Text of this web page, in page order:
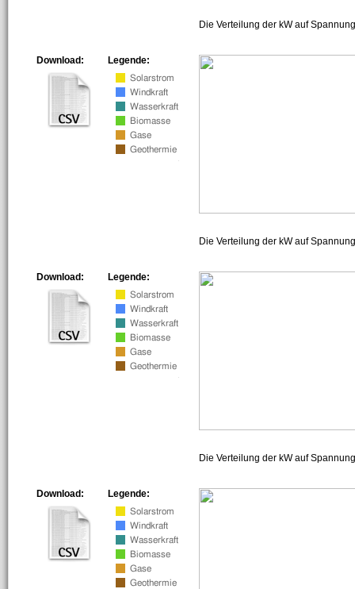
Die Verteilung der kW auf
Legende:
Download:
Die Verteilung der kW auf
Legende:
Download:
Die Verteilung der kW auf
Legende:
Download: